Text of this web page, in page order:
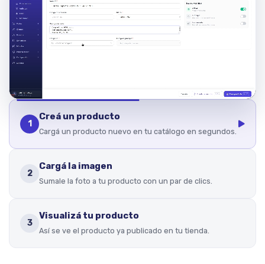
1
Creá un producto
Cargá un producto nuevo en tu catálogo en segundos.
2
Cargá la imagen
Sumale la foto a tu producto con un par de clics.
3
Visualizá tu producto
Así se ve el producto ya publicado en tu tienda.